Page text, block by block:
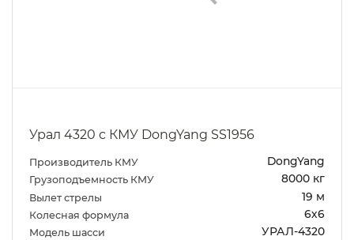
Урал 4320 с КМУ DongYang SS1956
Производитель КМУ DongYang
Грузоподъемность КМУ 8000 кг
Вылет стрелы 19 м
Колесная формула 6х6
Модель шасси УРАЛ-4320